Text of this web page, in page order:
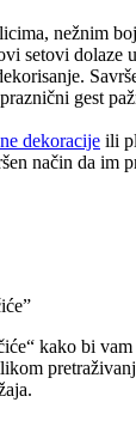
nežnim
setovi dolaze
gest
dekoracije ili
način da im
kako bi